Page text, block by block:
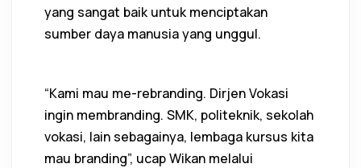
yang sangat baik untuk menciptakan
sumber daya manusia yang unggul.
“Kami mau me-rebranding. Dirjen Vokasi
ingin membranding. SMK, politeknik, sekolah
vokasi, lain sebagainya, lembaga kursus kita
mau branding”, ucap Wikan melalui